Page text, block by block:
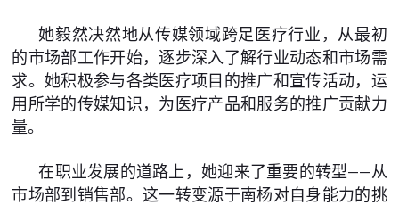
她毅然决然地从传媒领域跨足医疗行业，从最初
的市场部工作开始，逐步深入了解行业动态和市场需
求。她积极参与各类医疗项目的推广和宣传活动，运
用所学的传媒知识，为医疗产品和服务的推广贡献力
量。
在职业发展的道路上，她迎来了重要的转型——从
市场部到销售部。这一转变源于南杨对自身能力的挑